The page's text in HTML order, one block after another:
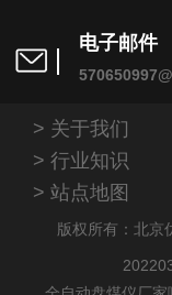
电子邮件
关于我们
行业知识
站点地图
版权所有：北京